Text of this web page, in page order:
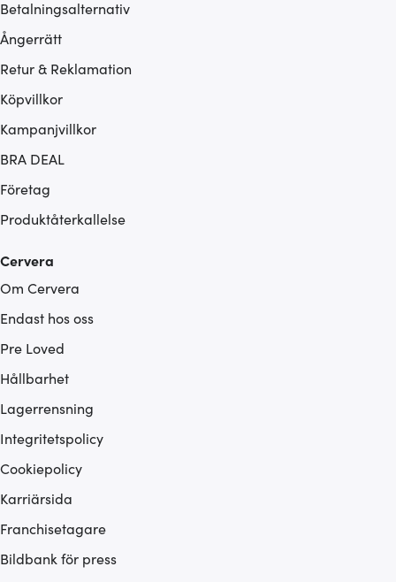
Betalningsalternativ
Ångerrätt
Retur & Reklamation
Köpvillkor
Kampanjvillkor
BRA DEAL
Företag
Produktåterkallelse
Cervera
Om Cervera
Endast hos oss
Pre Loved
Hållbarhet
Lagerrensning
Integritetspolicy
Cookiepolicy
Karriärsida
Franchisetagare
Bildbank för press